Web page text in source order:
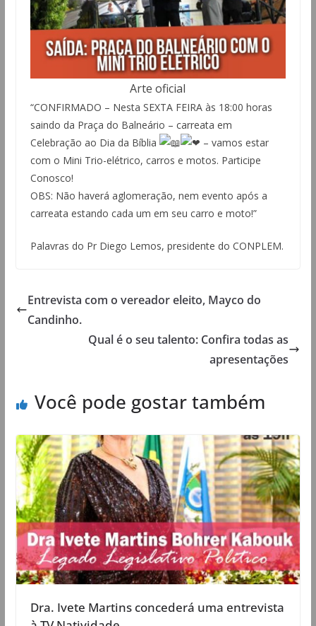
Arte oficial
“CONFIRMADO – Nesta SEXTA FEIRA às 18:00 horas
saindo da Praça do Balneário – carreata em
Celebração ao Dia da Bíblia
– vamos estar
com o Mini Trio-elétrico, carros e motos. Participe
Conosco!
OBS: Não haverá aglomeração, nem evento após a
carreata estando cada um em seu carro e moto!”
Palavras do Pr Diego Lemos, presidente do CONPLEM.
Entrevista com o vereador eleito, Mayco do
Candinho.
Qual é o seu talento: Confira todas as
apresentações
Você pode gostar também
Dra. Ivete Martins concederá uma entrevista